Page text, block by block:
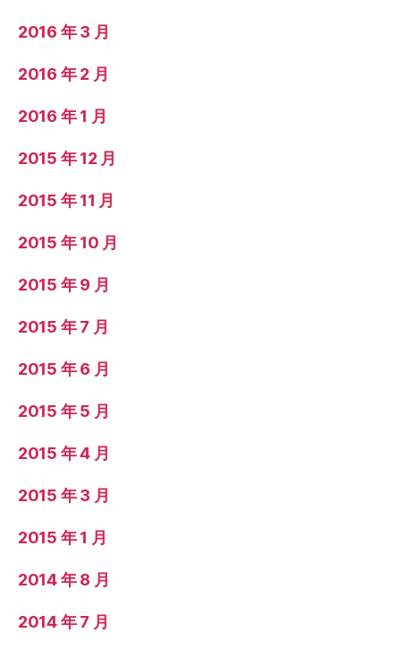
2016 年 3 月
2016 年 2 月
2016 年 1 月
2015 年 12 月
2015 年 11 月
2015 年 10 月
2015 年 9 月
2015 年 7 月
2015 年 6 月
2015 年 5 月
2015 年 4 月
2015 年 3 月
2015 年 1 月
2014 年 8 月
2014 年 7 月